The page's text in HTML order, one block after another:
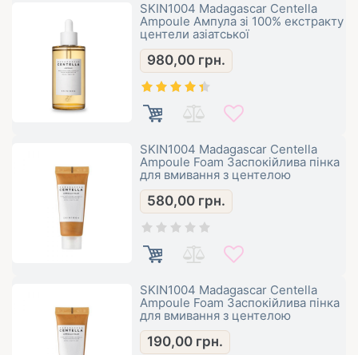
SKIN1004 Madagascar Centella
Ampoule Ампула зі 100% екстракту
центели азіатської
980,00 грн.
SKIN1004 Madagascar Centella
Ampoule Foam Заспокійлива пінка
для вмивання з центелою
580,00 грн.
SKIN1004 Madagascar Centella
Ampoule Foam Заспокійлива пінка
для вмивання з центелою
190,00 грн.